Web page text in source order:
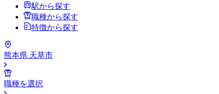
駅から探す
職種から探す
特徴から探す
熊本県 天草市
職種を選択